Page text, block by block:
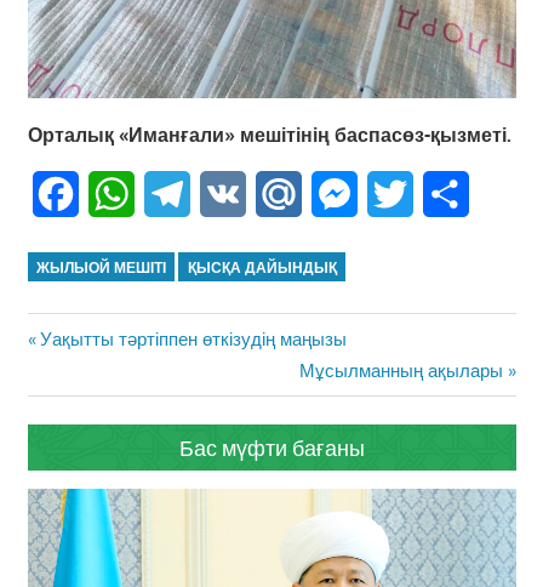
Орталық «Иманғали» мешітінің баспасөз-қызметі.
FacebookWhatsAppTelegram
VK Mail.Ru Messenger
Twitter
ЖЫЛЫОЙ МЕШІТІ ҚЫСҚА ДАЙЫНДЫҚ
Жазба
Previous
Уақытты тәртіппен өткізудің маңызы
Next
Post:
Мұсылманның ақылары
Бас мүфти бағаны